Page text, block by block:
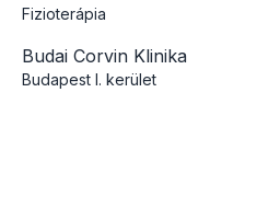
Fizioterápia
Budai Corvin Klinika
Budapest I. kerület